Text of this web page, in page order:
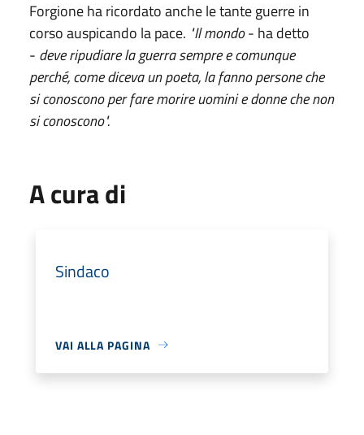
Forgione ha ricordato anche le tante guerre in
corso auspicando la pace. "Il mondo- ha detto
- deve ripudiare la guerra sempre e comunque
perché, come diceva un poeta, la fanno persone che
si conoscono per fare morire uomini e donne che non
si conoscono".
A cura di
Sindaco
VAI ALLA PAGINA